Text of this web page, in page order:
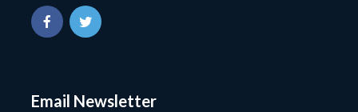
Email Newsletter